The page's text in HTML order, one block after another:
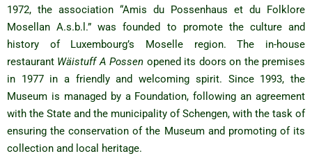
1972, the association “Amis du Possenhaus et du Folklore
Mosellan A.s.b.l.” was founded to promote the culture and
history of Luxembourg’s Moselle region. The in-house
restaurant Wäistuff A Possen opened its doors on the premises
in 1977 in a friendly and welcoming spirit. Since 1993, the
Museum is managed by a Foundation, following an agreement
with the State and the municipality of Schengen, with the task of
ensuring the conservation of the Museum and promoting of its
collection and local heritage.